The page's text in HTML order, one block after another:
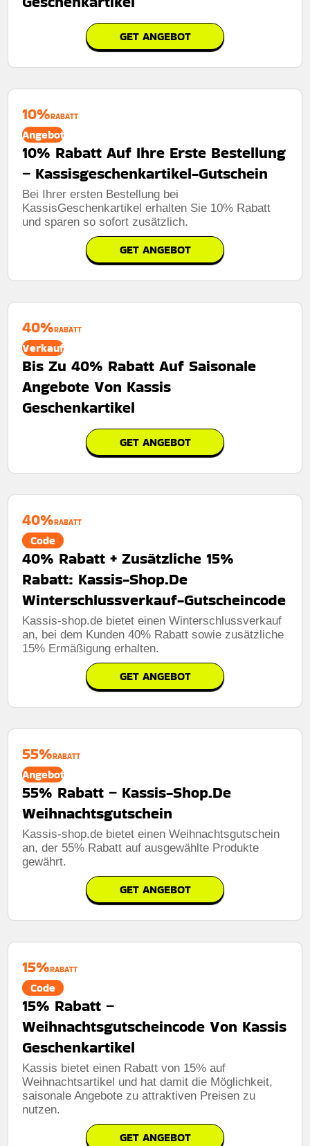
GET ANGEBOT
10%RABATT
Angebot
10% Rabatt Auf Ihre Erste Bestellung
– Kassisgeschenkartikel-Gutschein
Bei Ihrer ersten Bestellung bei
KassisGeschenkartikel erhalten Sie 10% Rabatt
und sparen so sofort zusätzlich.
GET ANGEBOT
40%RABATT
Verkauf
Bis Zu 40% Rabatt Auf Saisonale
Angebote Von Kassis
Geschenkartikel
GET ANGEBOT
40%RABATT
Code
40% Rabatt + Zusätzliche 15%
Rabatt: Kassis-Shop.De
Winterschlussverkauf-Gutscheincode
Kassis-shop.de bietet einen Winterschlussverkauf
an, bei dem Kunden 40% Rabatt sowie zusätzliche
15% Ermäßigung erhalten.
GET ANGEBOT
55%RABATT
Angebot
55% Rabatt – Kassis-Shop.De
Weihnachtsgutschein
Kassis-shop.de bietet einen Weihnachtsgutschein
an, der 55% Rabatt auf ausgewählte Produkte
gewährt.
GET ANGEBOT
15%RABATT
Code
15% Rabatt –
Weihnachtsgutscheincode Von Kassis
Geschenkartikel
Kassis bietet einen Rabatt von 15% auf
Weihnachtsartikel und hat damit die Möglichkeit,
saisonale Angebote zu attraktiven Preisen zu
nutzen.
GET ANGEBOT